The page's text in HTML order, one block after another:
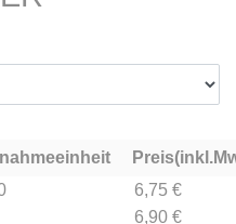
6,75 €
6,90 €